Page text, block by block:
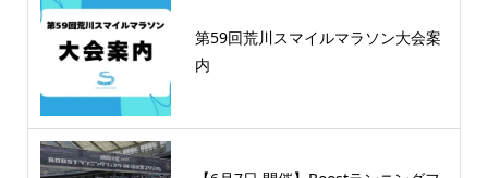
第59回荒川スマイルマラソン大会案
内